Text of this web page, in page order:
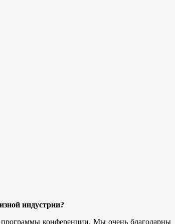
индустрии?
конференции. Мы очень благодарны